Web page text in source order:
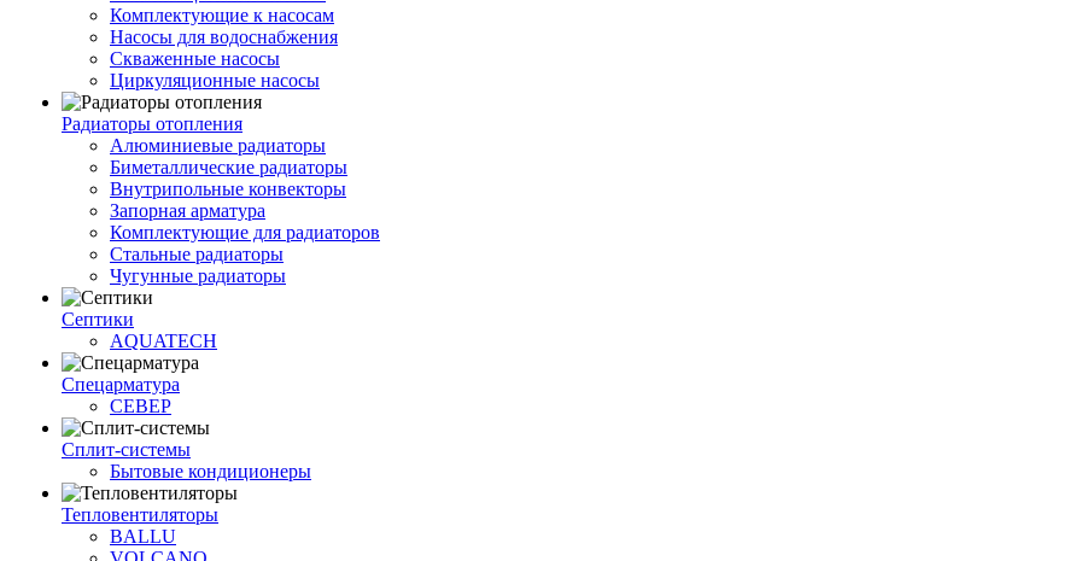
Комплектующие к насосам
Насосы для водоснабжения
Скваженные насосы
Циркуляционные насосы
Радиаторы отопления
Алюминиевые радиаторы
Биметаллические радиаторы
Внутрипольные конвекторы
Запорная арматура
Комплектующие для радиаторов
Стальные радиаторы
Чугунные радиаторы
Септики
AQUATECH
Спецарматура
СЕВЕР
Сплит-системы
Бытовые кондиционеры
Тепловентиляторы
BALLU